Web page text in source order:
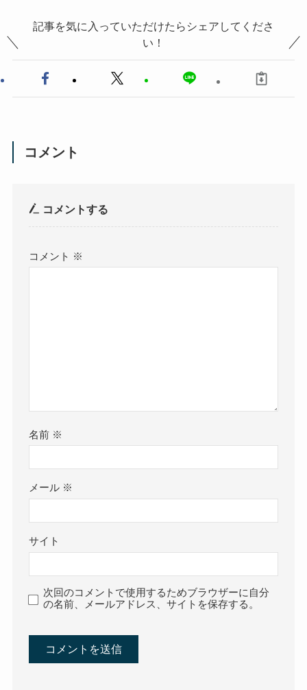
記事を気に入っていただけたらシェアしてくださ
い！
コメント
コメントする
コメント ※
名前 ※
メール ※
サイト
次回のコメントで使用するためブラウザーに自分
の名前、メールアドレス、サイトを保存する。